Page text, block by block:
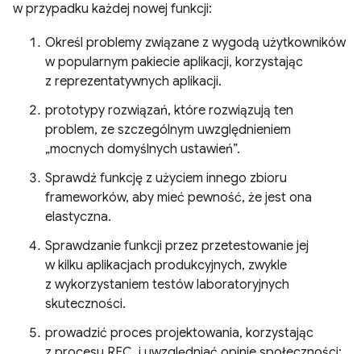
w przypadku każdej nowej funkcji:
Określ problemy związane z wygodą użytkowników
w popularnym pakiecie aplikacji, korzystając
z reprezentatywnych aplikacji.
prototypy rozwiązań, które rozwiązują ten
problem, ze szczególnym uwzględnieniem
„mocnych domyślnych ustawień”.
Sprawdź funkcję z użyciem innego zbioru
frameworków, aby mieć pewność, że jest ona
elastyczna.
Sprawdzanie funkcji przez przetestowanie jej
w kilku aplikacjach produkcyjnych, zwykle
z wykorzystaniem testów laboratoryjnych
skuteczności.
prowadzić proces projektowania, korzystając